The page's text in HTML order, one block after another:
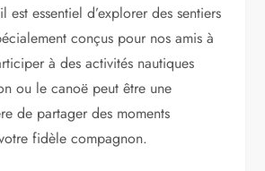
est essentiel d’explorer des sentiers
conçus pour nos amis à
à des activités nautiques
ou le canoë peut être une
de partager des moments
fidèle compagnon.